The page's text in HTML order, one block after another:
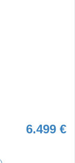
6.499 €